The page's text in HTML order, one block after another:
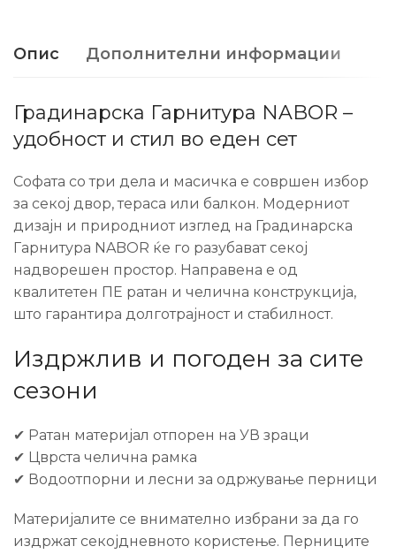
Опис Дополнителни информации
Градинарска Гарнитура NABOR –
удобност и стил во еден сет
Софата со три дела и масичка е совршен избор
за секој двор, тераса или балкон. Модерниот
дизајн и природниот изглед на Градинарска
Гарнитура NABOR ќе го разубават секој
надворешен простор. Направена е од
квалитетен ПЕ ратан и челична конструкција,
што гарантира долготрајност и стабилност.
Издржлив и погоден за сите
сезони
✔ Ратан материјал отпорен на УВ зраци
✔ Цврста челична рамка
✔ Водоотпорни и лесни за одржување перници
Материјалите се внимателно избрани за да го
издржат секојдневното користење. Перниците